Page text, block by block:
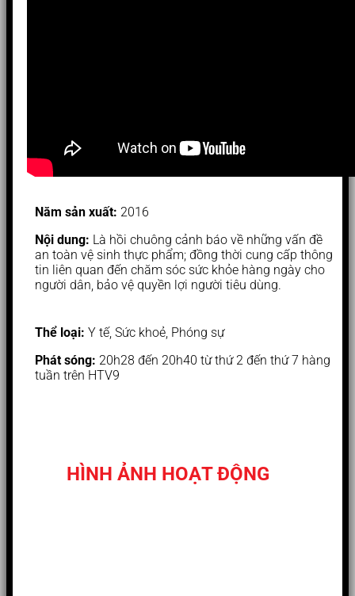
Năm sản xuất: 2016
Nội dung: Là hồi chuông cảnh báo về những vấn đề
an toàn vệ sinh thực phẩm; đồng thời cung cấp thông
tin liên quan đến chăm sóc sức khỏe hàng ngày cho
người dân, bảo vệ quyền lợi người tiêu dùng.
Thể loại: Y tế, Sức khoẻ, Phóng sự
Phát sóng: 20h28 đến 20h40 từ thứ 2 đến thứ 7 hàng
tuần trên HTV9
HÌNH ẢNH HOẠT ĐỘNG